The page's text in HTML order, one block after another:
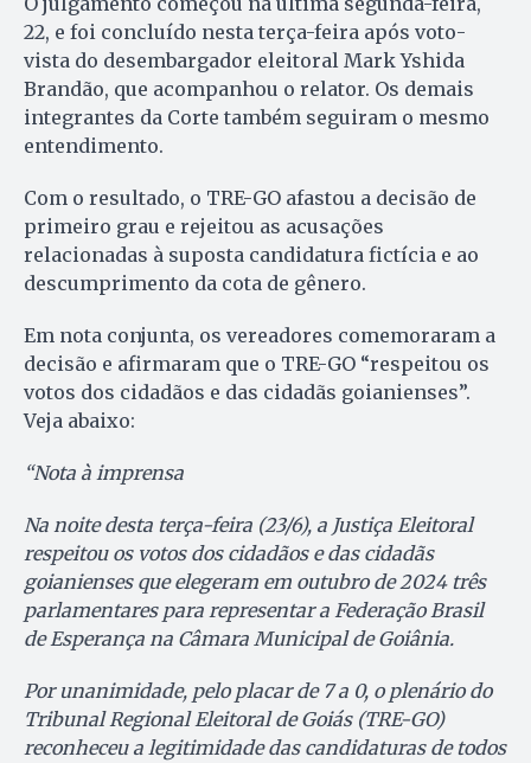
22, e foi concluído nesta terça-feira após voto-
vista do desembargador eleitoral Mark Yshida
Brandão, que acompanhou o relator. Os demais
integrantes da Corte também seguiram o mesmo
entendimento.
Com o resultado, o TRE-GO afastou a decisão de
primeiro grau e rejeitou as acusações
relacionadas à suposta candidatura fictícia e ao
descumprimento da cota de gênero.
Em nota conjunta, os vereadores comemoraram a
decisão e afirmaram que o TRE-GO “respeitou os
votos dos cidadãos e das cidadãs goianienses”.
Veja abaixo:
“Nota à imprensa
Na noite desta terça-feira (23/6), a Justiça Eleitoral
respeitou os votos dos cidadãos e das cidadãs
goianienses que elegeram em outubro de 2024 três
parlamentares para representar a Federação Brasil
de Esperança na Câmara Municipal de Goiânia.
Por unanimidade, pelo placar de 7 a 0, o plenário do
Tribunal Regional Eleitoral de Goiás (TRE-GO)
reconheceu a legitimidade das candidaturas de todos